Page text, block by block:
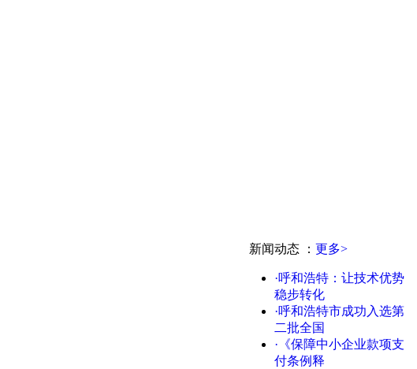
新闻动态 ： 更多>
·呼和浩特：让技术优势
稳步转化
·呼和浩特市成功入选第
二批全国
·《保障中小企业款项支
付条例释